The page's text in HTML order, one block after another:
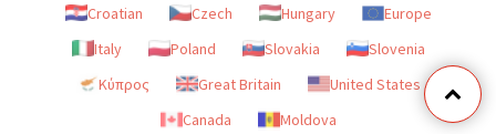
Croatian
Czech Hungary
Europe
Italy
Poland Slovakia
Slovenia
Κύπρος
Great Britain
United States
Canada
Moldova